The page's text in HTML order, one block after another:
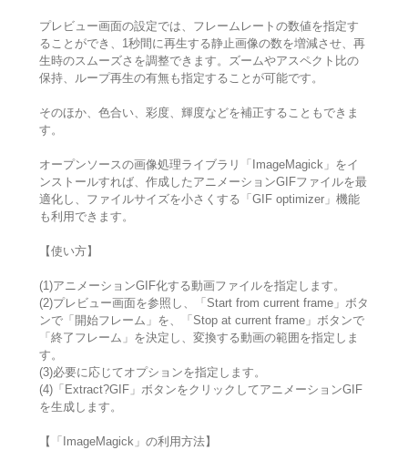
プレビュー画面の設定では、フレームレートの数値を指定す
ることができ、1秒間に再生する静止画像の数を増減させ、再
生時のスムーズさを調整できます。ズームやアスペクト比の
保持、ループ再生の有無も指定することが可能です。
そのほか、色合い、彩度、輝度などを補正することもできま
す。
オープンソースの画像処理ライブラリ「ImageMagick」をイ
ンストールすれば、作成したアニメーションGIFファイルを最
適化し、ファイルサイズを小さくする「GIF optimizer」機能
も利用できます。
【使い方】
(1)アニメーションGIF化する動画ファイルを指定します。
(2)プレビュー画面を参照し、「Start from current frame」ボタ
ンで「開始フレーム」を、「Stop at current frame」ボタンで
「終了フレーム」を決定し、変換する動画の範囲を指定しま
す。
(3)必要に応じてオプションを指定します。
(4)「Extract?GIF」ボタンをクリックしてアニメーションGIF
を生成します。
【「ImageMagick」の利用方法】